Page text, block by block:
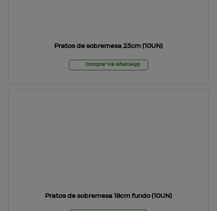
Pratos de sobremesa 23cm (10UN)
Comprar via WhatsApp
Pratos de sobremesa 18cm fundo (10UN)